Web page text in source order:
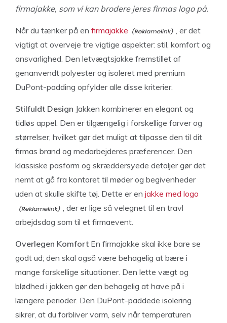
firmajakke, som vi kan brodere jeres firmas logo på.
Når du tænker på en firmajakke
, er det
vigtigt at overveje tre vigtige aspekter: stil, komfort og
ansvarlighed. Den letvægtsjakke fremstillet af
genanvendt polyester og isoleret med premium
DuPont-padding opfylder alle disse kriterier.
Stilfuldt Design Jakken kombinerer en elegant og
tidløs appel. Den er tilgængelig i forskellige farver og
størrelser, hvilket gør det muligt at tilpasse den til dit
firmas brand og medarbejderes præferencer. Den
klassiske pasform og skræddersyede detaljer gør det
nemt at gå fra kontoret til møder og begivenheder
uden at skulle skifte tøj. Dette er en jakke med logo
, der er lige så velegnet til en travl
arbejdsdag som til et firmaevent.
Overlegen Komfort En firmajakke skal ikke bare se
godt ud; den skal også være behagelig at bære i
mange forskellige situationer. Den lette vægt og
blødhed i jakken gør den behagelig at have på i
længere perioder. Den DuPont-paddede isolering
sikrer, at du forbliver varm, selv når temperaturen